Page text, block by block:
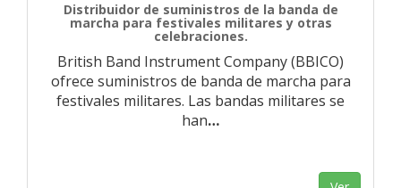
Distribuidor de suministros de la banda de
marcha para festivales militares y otras
celebraciones.
British Band Instrument Company (BBICO)
ofrece suministros de banda de marcha para
festivales militares. Las bandas militares se
han…